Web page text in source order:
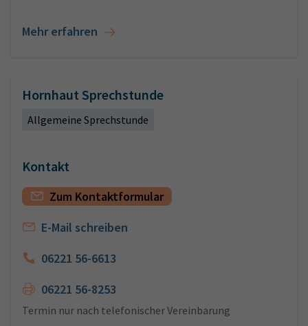
Mehr erfahren
Hornhaut Sprechstunde
Allgemeine Sprechstunde
Kontakt
Zum Kontaktformular
E-Mail schreiben
06221 56-6613
06221 56-8253
Termin nur nach telefonischer Vereinbarung